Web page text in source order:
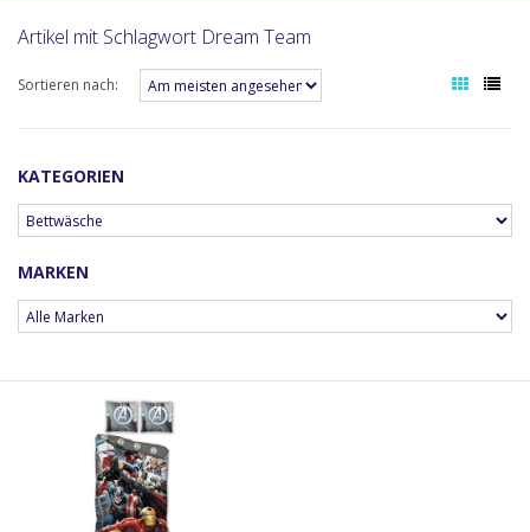
Artikel mit Schlagwort Dream Team
Sortieren nach:
KATEGORIEN
MARKEN